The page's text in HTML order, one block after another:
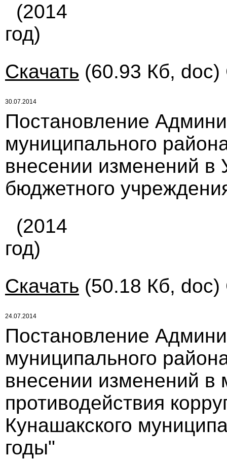
(2014
год)
Скачать (60.93 Кб, doc)
30.07.2014
Постановление
муниципального
внесении изменений в
бюджетного
(2014
год)
Скачать (50.18 Кб, doc)
24.07.2014
Постановление
муниципального
внесении изменений
противодействия
Кунашакского
годы"